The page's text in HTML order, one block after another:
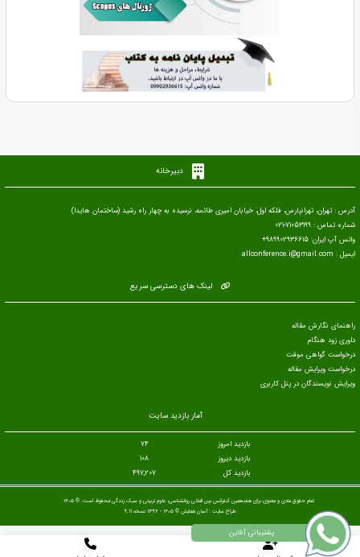
دبیرخانه
آدرس : تهران، تهرانپارس، فلکه اول، خیابان امیری طائمه، نرسیده به چهار راه رشید (ساختمان هایدا)
شماره تماس : 71053199-021
واتس آپ ایران: 989902936615+
ایمیل : allconference.i@gmail.com
لینک های دسترسی سریع
راهنمای نگارش مقاله
داوری زود هنگام
درخواست گواهی موقت
درخواست ویرایش مقاله
ویرایش نویسندگان در پنل کاربری
آمار بازدید سایت
بازدید امروز
74
بازدید دیروز
108
بازدید کل
497,207
تمام حقوق مادی و معنوی برای هفدهمین کنفرانس بین المللی روانشناسی، علوم تربیتی و سبک زندگی محفوظ است. © ۱۴۰۵
طراح سایت :آسان همایش © ۱۴۰۵ - 1392 نسخه 9.11